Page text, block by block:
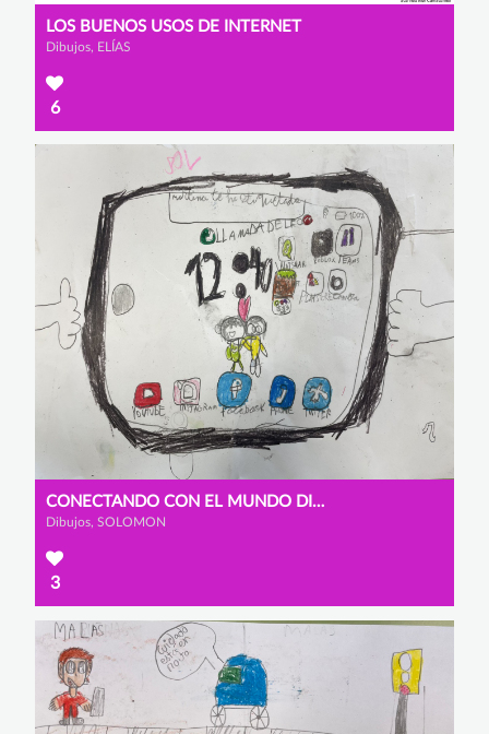
LOS BUENOS USOS DE INTERNET
Dibujos, ELÍAS
6
CONECTANDO CON EL MUNDO DIGITAL
Dibujos, SOLOMON
3